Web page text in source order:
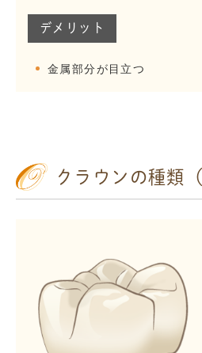
デメリット
金属部分が目立つ
クラウンの種類